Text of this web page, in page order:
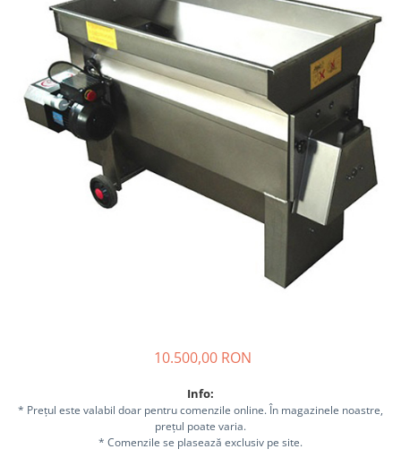
Motocoase si accesorii
Motocositori
Motosape si Motocultoare
Motoburghie
Masini de batut stalpi
Sisteme combinate &
multifunctionale
Tocatoare de crengi si resturi
Tractoare si Utilaje agricole
Masini de framantat aluat
Masini de umplut carnati
Razatoare branzeturi
10.500,00 RON
Info:
* Prețul este valabil doar pentru comenzile online. În magazinele noastre,
prețul poate varia.
* Comenzile se plasează exclusiv pe site.